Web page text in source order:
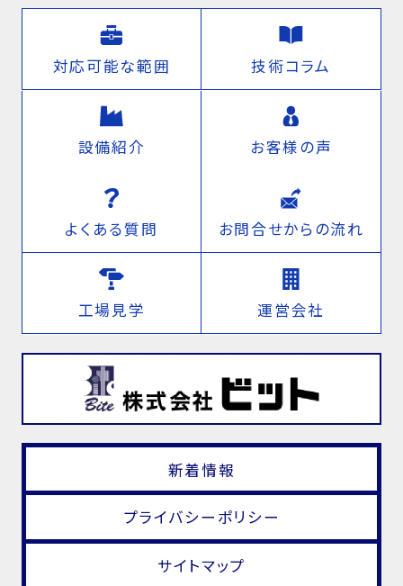
対応可能な範囲 技術コラム
設備紹介 お客様の声
よくある質問 お問合せからの流れ
工場見学 運営会社
新着情報
プライバシーポリシー
サイトマップ